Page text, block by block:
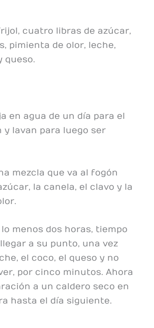
cuatro libras de azúcar,
pimienta de olor, leche,
queso.
en agua de un día para el
y lavan para luego ser
mezcla que va al fogón
la canela, el clavo y la
menos dos horas, tiempo
a su punto, una vez
el coco, el queso y no
por cinco minutos. Ahora
a un caldero seco en
hasta el día siguiente.